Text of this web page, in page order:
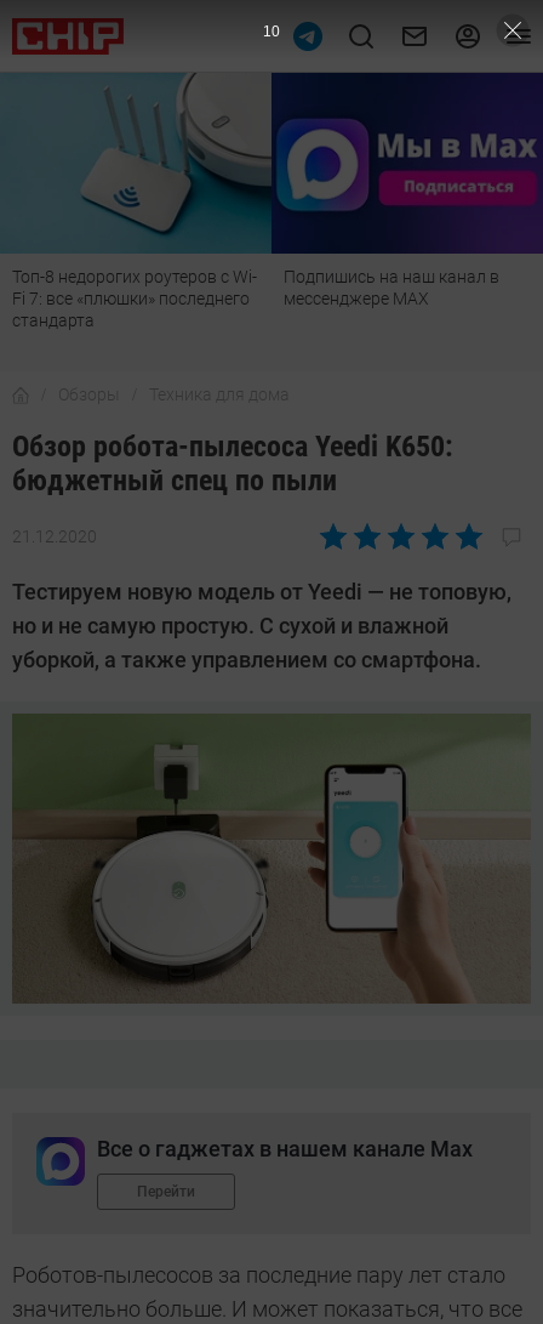
Подпишись на наш канал в
мессенджере МАХ
Рейтинг телевизоров 2026:
лучшие модели для гостиной,
Обзоры Техника для дома
Обзор робота-пылесоса Yeedi K650:
бюджетный спец по пыли
21.12.2020
Автор:
Воробьев
Тестируем новую модель от Yeedi — не топовую,
но и не самую простую. С сухой и влажной
уборкой, а также управлением со смартфона.
Все о гаджетах в нашем канале Max
Перейти
Роботов-пылесосов за последние пару лет стало
значительно больше. И может показаться, что все
8